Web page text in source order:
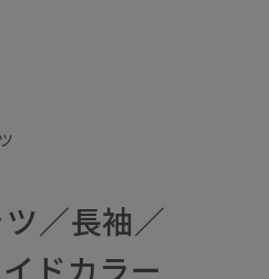
／長袖／
ドカラー